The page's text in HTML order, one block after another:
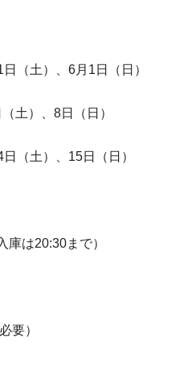
（土）、6月1日（日）
土）、8日（日）
（土）、15日（日）
庫は20:30まで）
要）